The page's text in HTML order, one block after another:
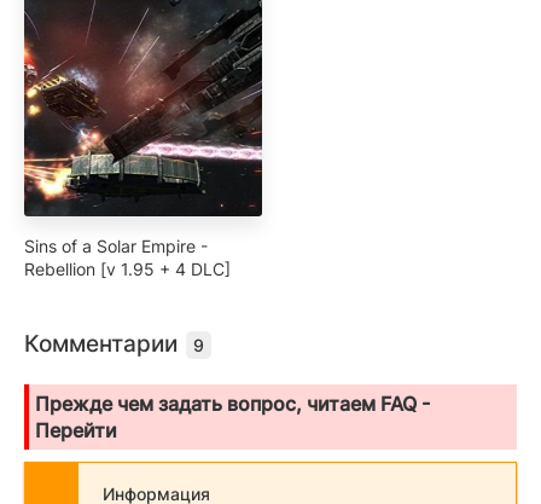
Sins of a Solar Empire -
Rebellion [v 1.95 + 4 DLC]
Комментарии 9
Прежде чем задать вопрос, читаем FAQ -
Перейти
Информация